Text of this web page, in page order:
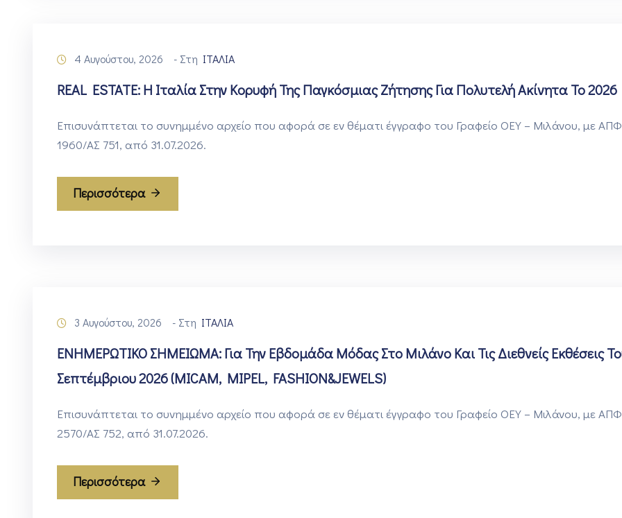
4 Αυγούστου, 2026 - Στη ΙΤΑΛΙΑ
REAL ESTATE: Η Ιταλία Στην Κορυφή Της Παγκόσμιας Ζήτησης Για Πολυτελή Ακίνητα Το 2026
Επισυνάπτεται τo συνημμένο αρχείο που αφορά σε εν θέματι έγγραφο του Γραφείο ΟΕΥ – Μιλάνου, με
1960/ΑΣ 751, από 31.07.2026.
Περισσότερα
3 Αυγούστου, 2026 - Στη ΙΤΑΛΙΑ
ΕΝΗΜΕΡΩΤΙΚΟ ΣΗΜΕΙΩΜΑ: Για Την Εβδομάδα Μόδας Στο Μιλάνο Και Τις Διεθνείς Εκθέσεις
Σεπτέμβριου 2026 (MICAM, MIPEL, FASHION&JEWELS)
Επισυνάπτεται τo συνημμένο αρχείο που αφορά σε εν θέματι έγγραφο του Γραφείο ΟΕΥ – Μιλάνου, με
2570/ΑΣ 752, από 31.07.2026.
Περισσότερα